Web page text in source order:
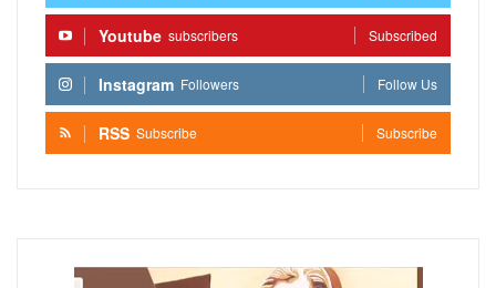
Youtube subscribers Subscribed
Instagram Followers Follow Us
RSS Subscribe Subscribe